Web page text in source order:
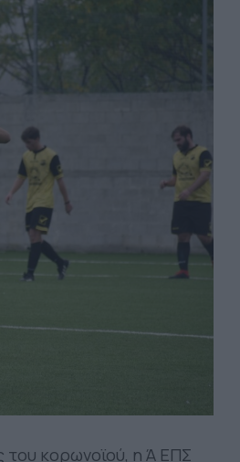
κορωνοϊού, η Ά ΕΠΣ